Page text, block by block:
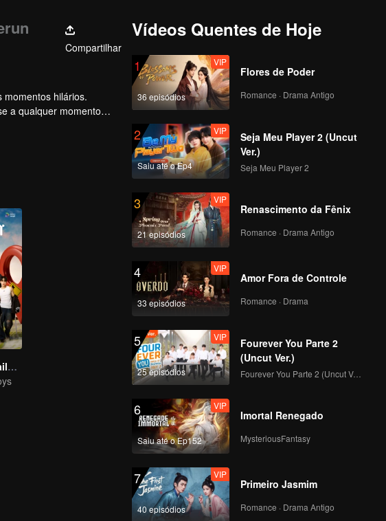
VIP
CHUANG ASIA LIVE
Compartilhar
momentos hilários.
a qualquer momento
Boys Lost in Thailand·Behind the Scene
Vídeos Quentes de Hoje
1
36 episódios
VIP
Flores de Poder
Romance · Drama Antigo
2
Saiu até o Ep4
VIP
Seja Meu Player 2 (Uncut
Ver.)
Seja Meu Player 2
3
21 episódios
VIP
Renascimento da Fênix
Romance · Drama Antigo
4
33 episódios
VIP
Amor Fora de Controle
Romance · Drama
5
25 episódios
VIP
Fourever You Parte 2
(Uncut Ver.)
Fourever You Parte 2 (Uncut Ver.)
6
Saiu até o Ep152
VIP
Imortal Renegado
MysteriousFantasy
7
40 episódios
VIP
Primeiro Jasmim
Romance · Drama Antigo